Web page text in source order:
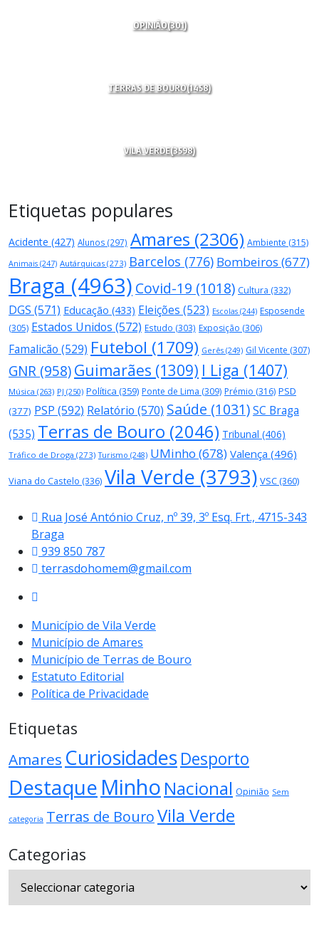
OPINIÃO(301)
TERRAS DE BOURO(1458)
VILA VERDE(3598)
Etiquetas populares
Acidente (427) Alunos (297) Amares (2306) Ambiente (315)
Animais (247) Autárquicas (273) Barcelos (776) Bombeiros (677)
Braga (4963) Covid-19 (1018) Cultura (332)
DGS (571) Educação (433) Eleições (523) Escolas (244) Esposende
(305) Estados Unidos (572) Estudo (303) Exposição (306)
Famalicão (529) Futebol (1709) Gerês (249) Gil Vicente (307)
GNR (958)Guimarães (1309) I Liga (1407)
Música (263) PJ (250) Política (359) Ponte de Lima (309) Prémio (316) PSD
(377) PSP (592) Relatório (570) Saúde (1031)SC Braga
(535) Terras de Bouro (2046) Tribunal (406)
Tráfico de Droga (273) Turismo (248) UMinho (678) Valença (496)
Viana do Castelo (336) Vila Verde (3793) VSC(360)
Rua José António Cruz, nº 39, 3º Esq. Frt., 4715-343
Braga
939 850 787
terrasdohomem@gmail.com
Município de Vila Verde
Município de Amares
Município de Terras de Bouro
Estatuto Editorial
Política de Privacidade
Etiquetas
Amares CuriosidadesDesporto
Destaque Minho Nacional Opinião Sem
categoria Terras de BouroVila Verde
Categorias